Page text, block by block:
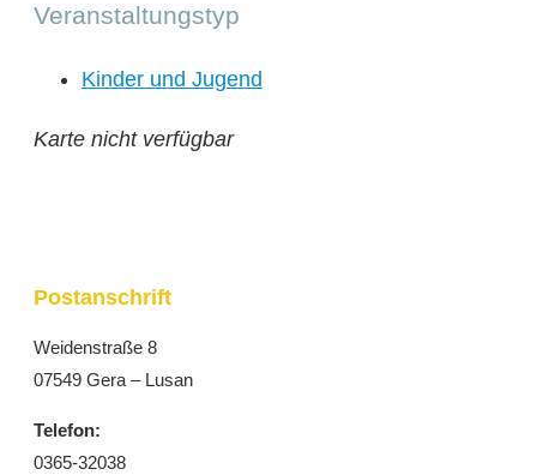
Veranstaltungstyp
Kinder und Jugend
Karte nicht verfügbar
Postanschrift
Weidenstraße 8
07549 Gera – Lusan
Telefon:
0365-32038